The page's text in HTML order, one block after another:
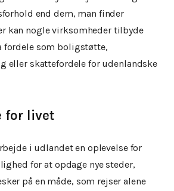
end dem, man finder
kan nogle virksomheder tilbyde
fordele som boligstøtte,
eller skattefordele for udenlandske
for livet
i udlandet en oplevelse for
for at opdage nye steder,
på en måde, som rejser alene